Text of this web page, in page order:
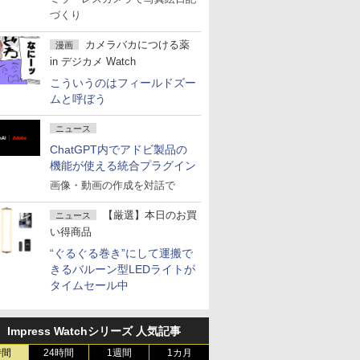
づくり
漫画
カメラバカにつける薬
in デジカメ Watch
こういうのはフィールドズー
ムと呼ぼう
ニュース
ChatGPT内でアドビ製品の
機能が使える統合プラグイン
画像・動画の作成を対話で
ニュース
【厳選】本日のお買
い得商品
“ぐるぐる巻き”にして運搬で
きるバルーン型LEDライトが
タイムセール中
Impress Watchシリーズ 人気記事
24時間 1週間 1カ月